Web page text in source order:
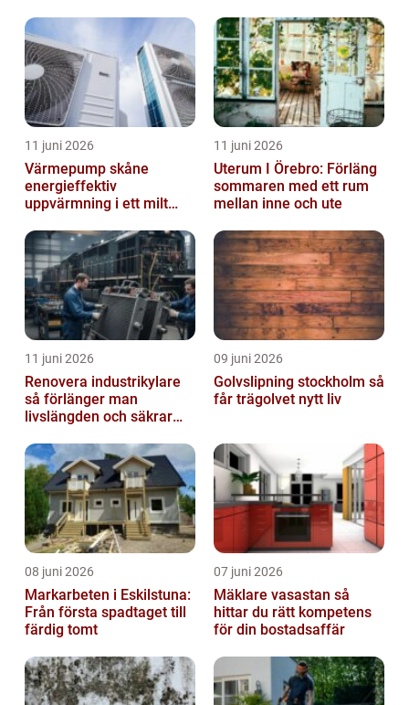
11 juni 2026
Värmepump skåne
energieffektiv
uppvärmning i ett milt
11 juni 2026
Uterum I Örebro: Förläng
sommaren med ett rum
mellan inne och ute
11 juni 2026
Renovera industrikylare
så förlänger man
livslängden och säkrar
09 juni 2026
Golvslipning stockholm så
får trägolvet nytt liv
08 juni 2026
Markarbeten i Eskilstuna:
Från första spadtaget till
färdig tomt
07 juni 2026
Mäklare vasastan så
hittar du rätt kompetens
för din bostadsaffär